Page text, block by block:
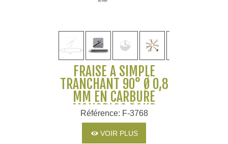
FRAISE À SIMPLE
TRANCHANT 90° Ø 0,8
MM EN CARBURE
MONOBLOC POUR
MACHINES SILCA ET
JMA
Référence: F-3768
VOIR PLUS